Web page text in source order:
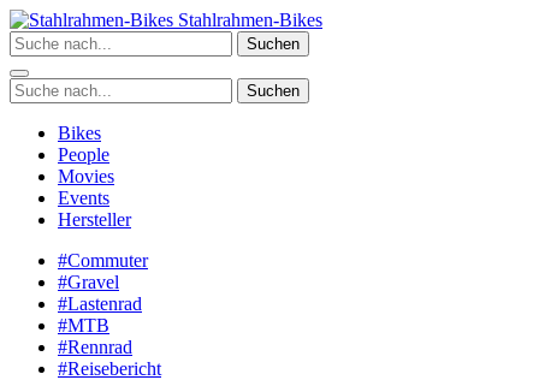
Zum
Inhalt
springen
Stahlrahmen-Bikes
Suchen
Suchen
Bikes
People
Movies
Events
Hersteller
#Commuter
#Gravel
#Lastenrad
#MTB
#Rennrad
#Reisebericht